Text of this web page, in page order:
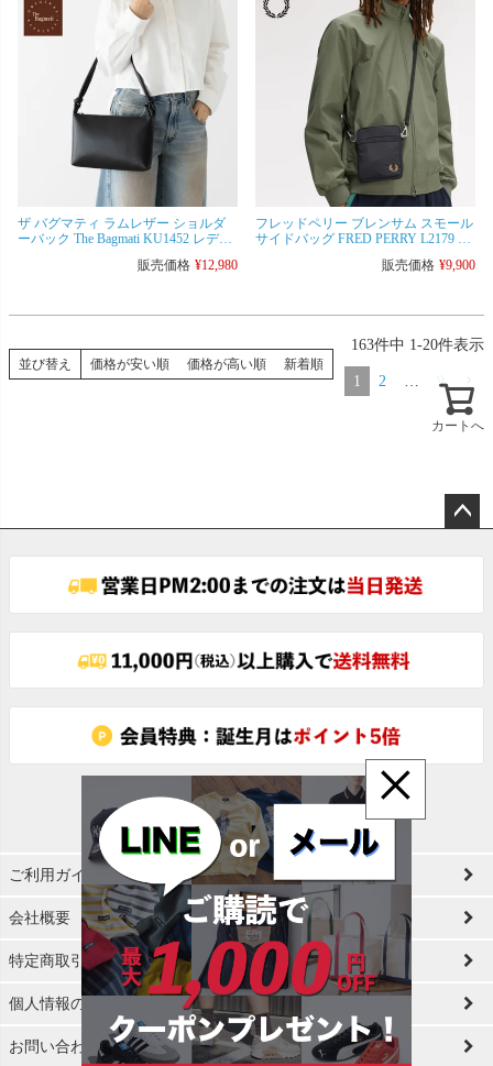
ザ バグマティ ラムレザー ショルダ
ーバック The Bagmati KU1452 レディ
販売価格 ¥12,980
フレッドペリー ブレンサム スモール
サイドバッグ FRED PERRY L2179 メ
販売価格 ¥9,900
並び替え 価格が安い順 価格が高い順 新着順
163件中 1-20件表示
1 2 9
カートへ
×
へ
ご利用ガイド
会社概要
特定商取引法に基づく表示
個人情報の取扱
お問い合わせ